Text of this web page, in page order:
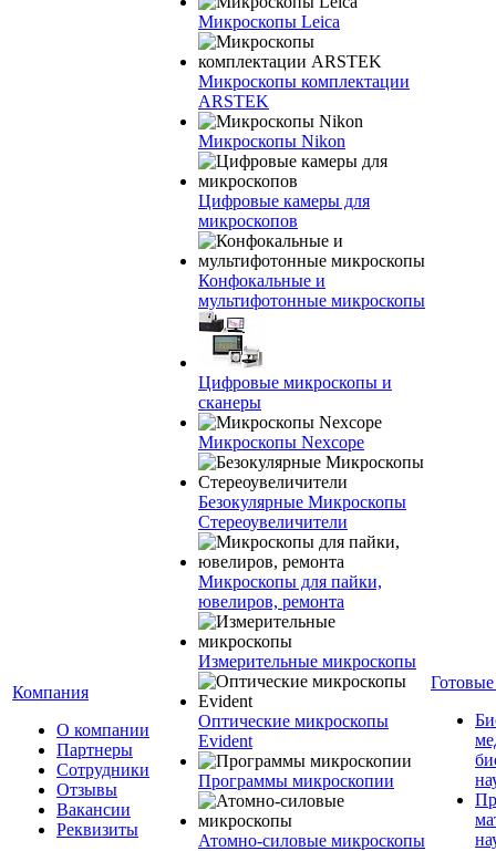
Компания
О компании
Партнеры
Сотрудники
Отзывы
Вакансии
Реквизиты
Микроскопы Leica
Микроскопы комплектации
ARSTEK
Микроскопы Nikon
Цифровые камеры для
микроскопов
Конфокальные и
мультифотонные микроскопы
Цифровые микроскопы и
сканеры
Микроскопы Nexcope
Безокулярные Микроскопы
Стереоувеличители
Микроскопы для пайки,
ювелиров, ремонта
Измерительные микроскопы
Оптические микроскопы
Evident
Программы микроскопии
Атомно-силовые микроскопы